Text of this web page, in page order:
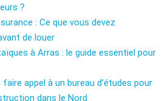
?
: Ce que vous devez
de louer
à Arras : le guide essentiel pour
appel à un bureau d’études pour
dans le Nord